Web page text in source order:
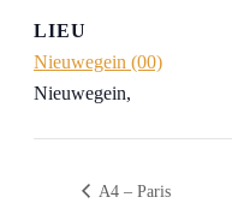
LIEU
Nieuwegein (00)
Nieuwegein,
A4 – Paris